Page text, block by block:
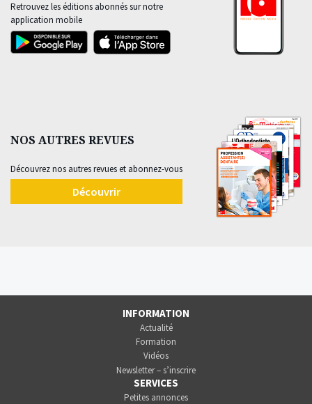
Retrouvez les éditions abonnés sur notre
application mobile
NOS AUTRES REVUES
Découvrez nos autres revues et abonnez-vous
Découvrir
INFORMATION
Actualité
Formation
Vidéos
Newsletter – s’inscrire
SERVICES
Petites annonces